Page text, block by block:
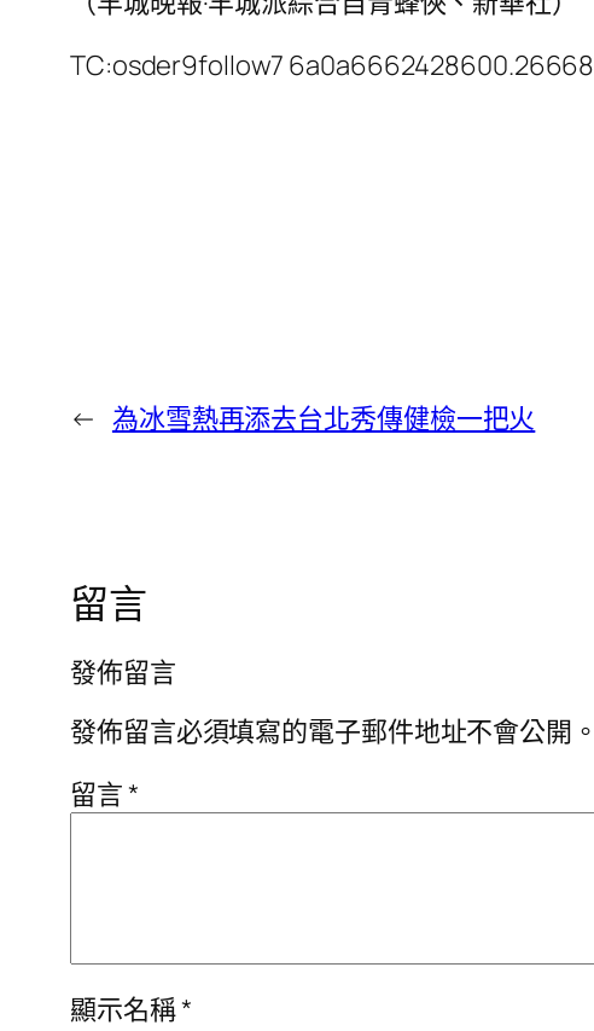
TC:osder9follow7
← 為冰雪熱再添去台北秀傳健檢一把火
留言
發佈留言
發佈留言必須填寫的電子郵件地址不會公開。
留言*
顯示名稱*